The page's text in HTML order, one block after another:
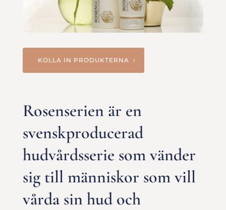
KOLLA IN PRODUKTERNA
Rosenserien är en
svenskproducerad
hudvårdsserie som vänder
sig till människor som vill
vårda sin hud och